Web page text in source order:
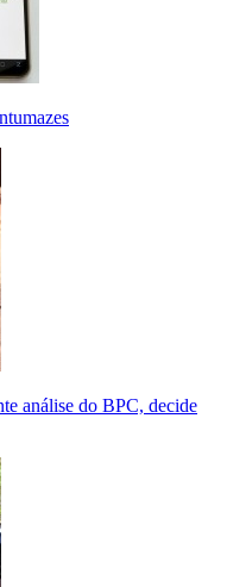
análise do BPC, decide